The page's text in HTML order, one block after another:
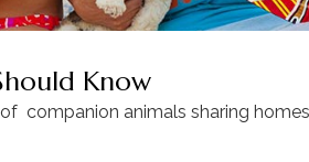
Know
companion animals sharing